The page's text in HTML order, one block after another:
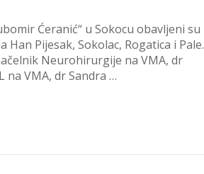
Ćeranić“ u Sokocu obavljeni su
Pijesak, Sokolac, Rogatica i Pale.
Neurohirurgije na VMA, dr
na VMA, dr Sandra …